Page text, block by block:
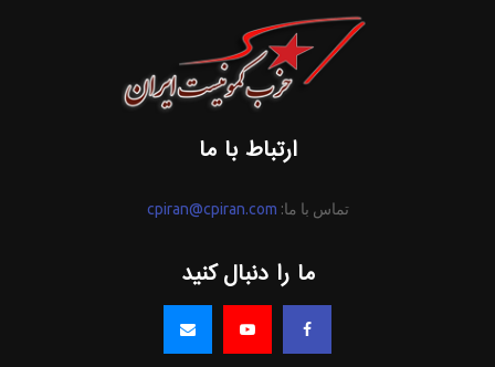
ارتباط با ما
تماس با ما: cpiran@cpiran.com
ما را دنبال کنید